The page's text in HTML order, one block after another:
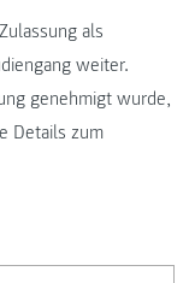
als
weiter.
genehmigt wurde,
Details zum